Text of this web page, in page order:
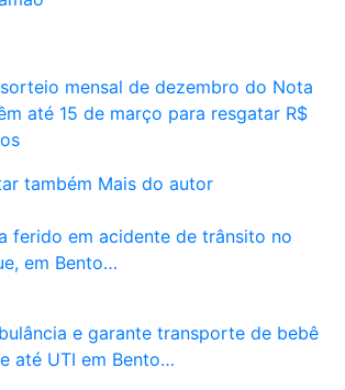
mensal de dezembro do Nota
até 15 de março para resgatar R$
também Mais do autor
ferido em acidente de trânsito no
em Bento…
e garante transporte de bebê
até UTI em Bento…